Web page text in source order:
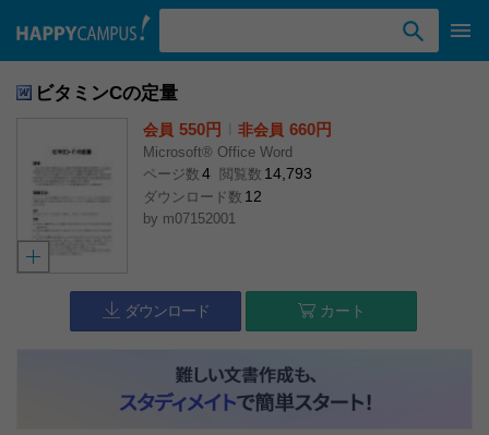
ビタミンCの定量
会員 550円 非会員 660円
Microsoft® Office Word
ページ数 4 閲覧数 14,793
ダウンロード数 12
by m07152001
ダウンロード カート